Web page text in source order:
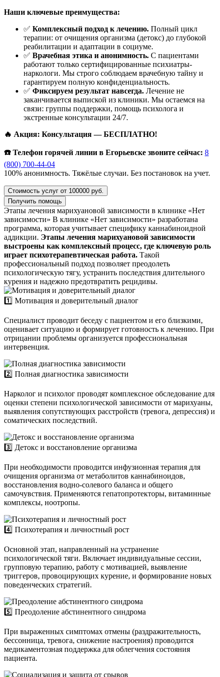
Наши ключевые преимущества:
✅ Комплексный подход к лечению. Полный цикл
терапии: от очищения организма (детокс) до глубокой
реабилитации и адаптации в социуме.
✅ Врачебная этика и анонимность. С пациентами
работают только сертифицированные психиатры-
наркологи. Мы строго соблюдаем врачебную тайну и
гарантируем полную конфиденциальность.
✅ Фиксируем результат навсегда. Лечение не
заканчивается выпиской из клиники. Мы остаемся на
связи: группы поддержки, помощь психолога и
экстренные консультации 24/7.
🔥 Акция: Консультация — БЕСПЛАТНО!
☎️ Телефон горячей линии в Егорьевске звоните сейчас: 8
(800) 700-44-04
100% анонимность. Тяжёлые случаи. Без постановок на учет.
Стоимость услуг от 100000 руб.
Получить помощь
Этапы лечения марихуановой зависимости в клинике «Нет
зависимости» В клинике «Нет зависимости» разработана
программа, которая учитывает специфику каннабиноидной
аддикции. Этапы лечения марихуановой зависимости
выстроены как комплексный процесс, где ключевую роль
играет психотерапевтическая работа. Такой
профессиональный подход позволяет преодолеть
психологическую тягу, устранить последствия длительного
курения и надежно предотвратить рецидивы.
1️⃣ Мотивация и доверительный диалог
Специалист проводит беседу с пациентом и его близкими,
оценивает ситуацию и формирует готовность к лечению. При
отрицании проблемы организуется профессиональная
интервенция.
2️⃣ Полная диагностика зависимости
Нарколог и психолог проводят комплексное обследование для
оценки степени психологической зависимости от марихуаны,
выявления сопутствующих расстройств (тревога, депрессия) и
соматических последствий.
3️⃣ Детокс и восстановление организма
При необходимости проводится инфузионная терапия для
очищения организма от метаболитов каннабиноидов,
восстановления водно-солевого баланса и общего
самочувствия. Применяются гепатопротекторы, витаминные
комплексы, ноотропы.
4️⃣ Психотерапия и личностный рост
Основной этап, направленный на устранение
психологической тяги. Включает индивидуальные сессии,
групповую терапию, работу с мотивацией, выявление
триггеров, провоцирующих курение, и формирование новых
поведенческих стратегий.
5️⃣ Преодоление абстинентного синдрома
При выраженных симптомах отмены (раздражительность,
бессонница, тревога, снижение настроения) проводится
медикаментозная поддержка для облегчения состояния
пациента.